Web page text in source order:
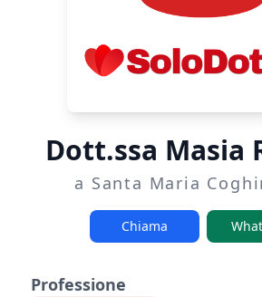
Dott.ssa Masia
a Santa Maria
Chiama
Professione